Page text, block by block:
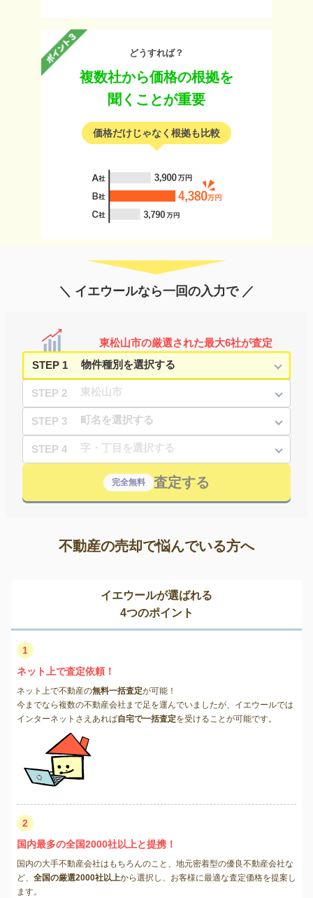
どうすれば？
複数社から価格の根拠を
聞くことが重要
価格だけじゃなく根拠も比較
＼ イエウールなら一回の入力で ／
東松山市の厳選された最大6社が査定
STEP 1
STEP 2
STEP 3
STEP 4
完全無料 査定する
不動産の売却で悩んでいる方へ
イエウールが選ばれる
4つのポイント
1
ネット上で査定依頼！
ネット上で不動産の無料一括査定が可能！
今までなら複数の不動産会社まで足を運んでいましたが、イエウールでは
インターネットさえあれば自宅で一括査定を受けることが可能です。
2
国内最多の全国2000社以上と提携！
国内の大手不動産会社はもちろんのこと、地元密着型の優良不動産会社な
ど、 全国の厳選2000社以上から選択し、お客様に最適な査定価格を提案し
ます。